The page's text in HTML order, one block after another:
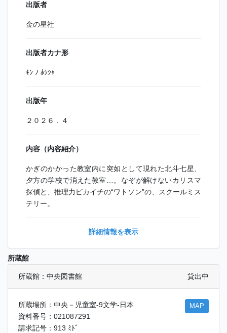
出版者
金の星社
出版者カナ形
ｷﾝ ﾉ ﾎｼｼｬ
出版年
２０２６．４
内容（内容紹介）
かぎのかかった教室内に突如として現れた北斗七星、
夕方の学校で消えた教室…。なぞが解けないカリスマ
探偵と、推理力ピカイチの“ワトソン”の、スクールミス
テリー。
詳細情報を表示
所蔵館
所蔵館：中央図書館 貸出中
所蔵場所：中央－児童室-9文学-日本
資料番号：021087291
請求記号：913 ﾐﾄﾞ
MAP